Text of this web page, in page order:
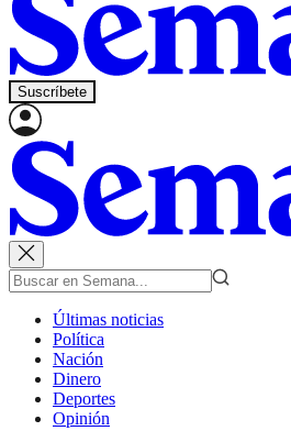
Suscríbete
Últimas noticias
Política
Nación
Dinero
Deportes
Opinión